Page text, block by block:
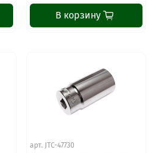
В корзину
арт. JTC-47730